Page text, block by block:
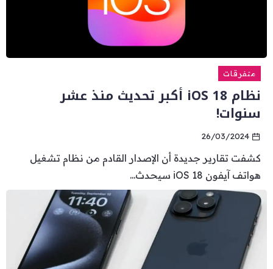
متفرقات
نظام iOS 18 أكبر تحديث منذ عشر
سنوات!
26/03/2024
كشفت تقارير جديدة أن الإصدار القادم من نظام تشغيل
هواتف آيفون iOS 18 سيحدث...